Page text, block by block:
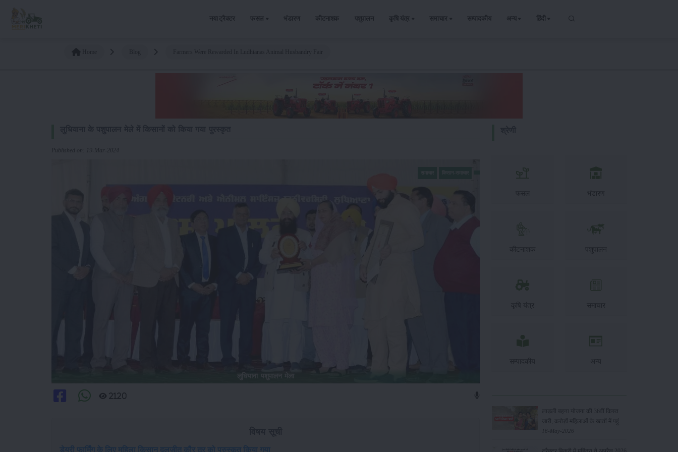
नया ट्रैक्टर फसल भंडारण कीटनाशक पशुपालन कृषि यंत्र समाचार सम्पादकीय अन्य हिंदी
Published on: 19-Mar-2024
2120
डेयरी फार्मिंग के लिए महिला किसान दलजीत कौर तूर को पुरुस्कृत किया गया
फसल भंडारण
कीटनाशक पशुपालन
कृषि यंत्र समाचार
सम्पादकीय अन्य
लाड़ली बहना योजना की 36वीं किस्त
जारी, करोड़ों महिलाओं के खातों में पहुंचे
1500 रुपये
16-May-2026